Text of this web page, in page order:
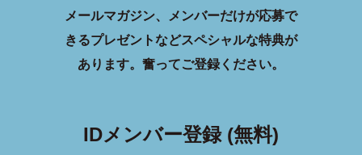
メールマガジン、メンバーだけが応募で
きるプレゼントなどスペシャルな特典が
あります。 奮ってご登録ください。
IDメンバー登録 (無料)